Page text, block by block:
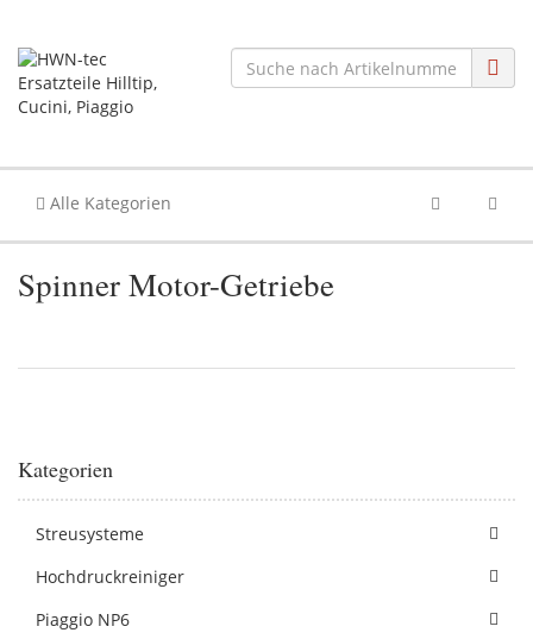
Alle Kategorien
Spinner Motor-Getriebe
Kategorien
Streusysteme
Hochdruckreiniger
Piaggio NP6